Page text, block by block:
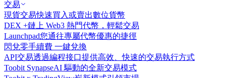
交易
現貨交易快速買入或賣出數位貨幣
DEX +鏈上 Web3 熱門代幣，輕鬆交易
Launchpad您通往專屬代幣優惠的捷徑
閃兌零手續費 一鍵兌換
API交易透過編程接口提供高效、快速的交易執行方式
Toobit SynapseAI 驅動的全新交易模式